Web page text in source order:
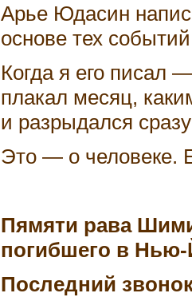
Арье Юдасин
основе тех
Когда я его писал
плакал месяц,
и разрыдался
Это — о человеке.
Пямяти рава
погибшего в Нью-
Последний